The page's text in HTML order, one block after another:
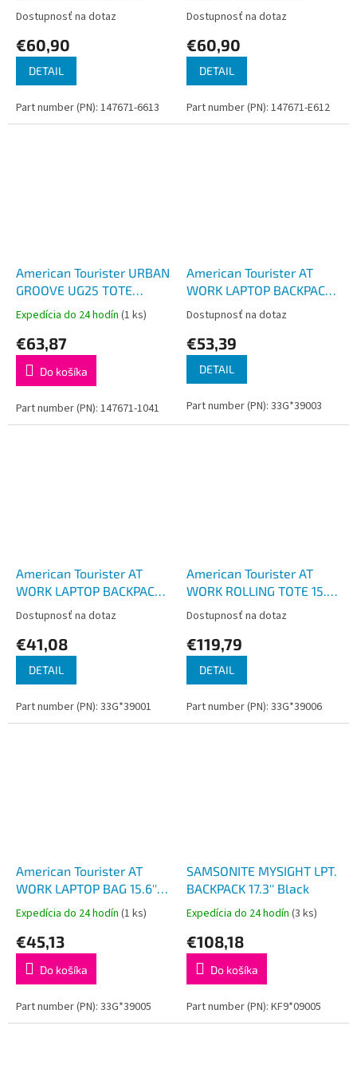
BACKPACK Deep Ocean
Dostupnosť na dotaz
€60,90
DETAIL
Part number (PN): 147671-6613
BACKPACK Stone Blue
Dostupnosť na dotaz
€60,90
DETAIL
Part number (PN): 147671-E612
American Tourister URBAN
GROOVE UG25 TOTE
BACKPACK Black
Expedícia do 24 hodín (1 ks)
€63,87
Do košíka
Part number (PN): 147671-1041
American Tourister AT
WORK LAPTOP BACKPACK
17.3'' Black/Orange
Dostupnosť na dotaz
€53,39
DETAIL
Part number (PN): 33G*39003
American Tourister AT
WORK LAPTOP BACKPACK
13.3'' - 14,1 Black/Orange
Dostupnosť na dotaz
€41,08
DETAIL
Part number (PN): 33G*39001
American Tourister AT
WORK ROLLING TOTE 15.6''
Black/Orange
Dostupnosť na dotaz
€119,79
DETAIL
Part number (PN): 33G*39006
American Tourister AT
WORK LAPTOP BAG 15.6''
Black/Orange
Expedícia do 24 hodín (1 ks)
€45,13
Do košíka
Part number (PN): 33G*39005
SAMSONITE MYSIGHT LPT.
BACKPACK 17.3'' Black
Expedícia do 24 hodín (3 ks)
€108,18
Do košíka
Part number (PN): KF9*09005